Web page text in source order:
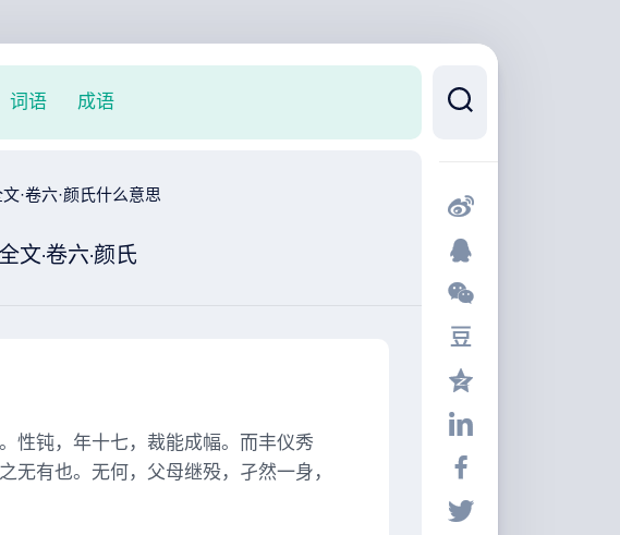
词语 成语
·卷六·颜氏什么意思
文·卷六·颜氏
性钝，年十七，裁能成幅。而丰仪秀
无有也。无何，父母继殁，孑然一身，